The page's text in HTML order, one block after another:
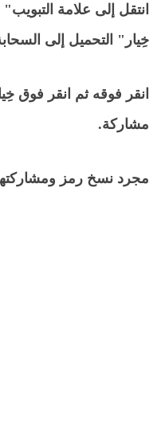
انتقل إلى علامة
خِيار" التحميل إلى
انقر فوقه ثم انقر فوق
مشاركة.
مجرد نسخ رمز